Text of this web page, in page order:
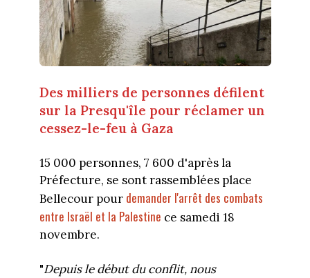
Des milliers de personnes défilent
sur la Presqu'île pour réclamer un
cessez-le-feu à Gaza
15 000 personnes, 7 600 d'après la
Préfecture, se sont rassemblées place
Bellecour pour demander l'arrêt des combats
entre Israël et la Palestine ce samedi 18
novembre.
"Depuis le début du conflit, nous